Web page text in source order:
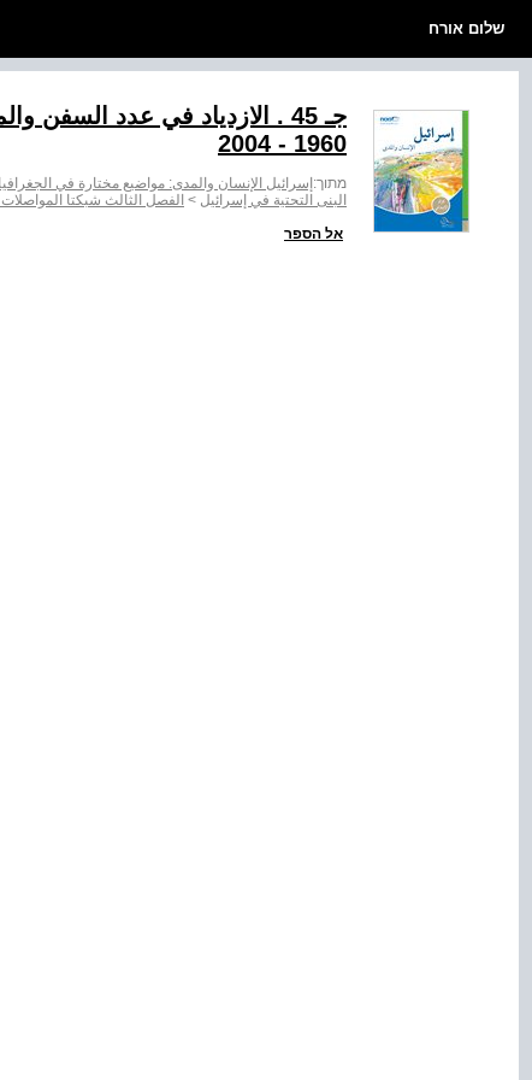
שלום אורח
جـ ‭. 45‬ الازدياد في عدد
‭2004 - 1960‬
מתוך:إسرائيل الإنسان والمدى: مواضيع مختارة في
البنى التحتية في إسرائيل > الفصل الثالث شبكتا المواصلات
אל הספר